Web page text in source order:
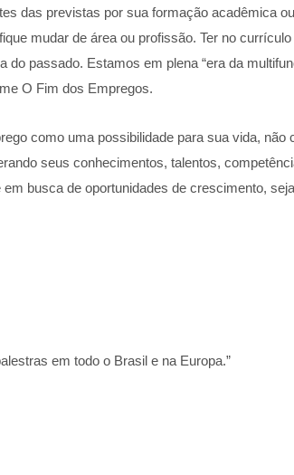
das previstas por sua formação acadêmica
mudar de área ou profissão. Ter no
passado. Estamos em plena “era da
O Fim dos Empregos.
como uma possibilidade para sua vida, não
seus conhecimentos, talentos,
busca de oportunidades de crescimento,
em todo o Brasil e na Europa.”